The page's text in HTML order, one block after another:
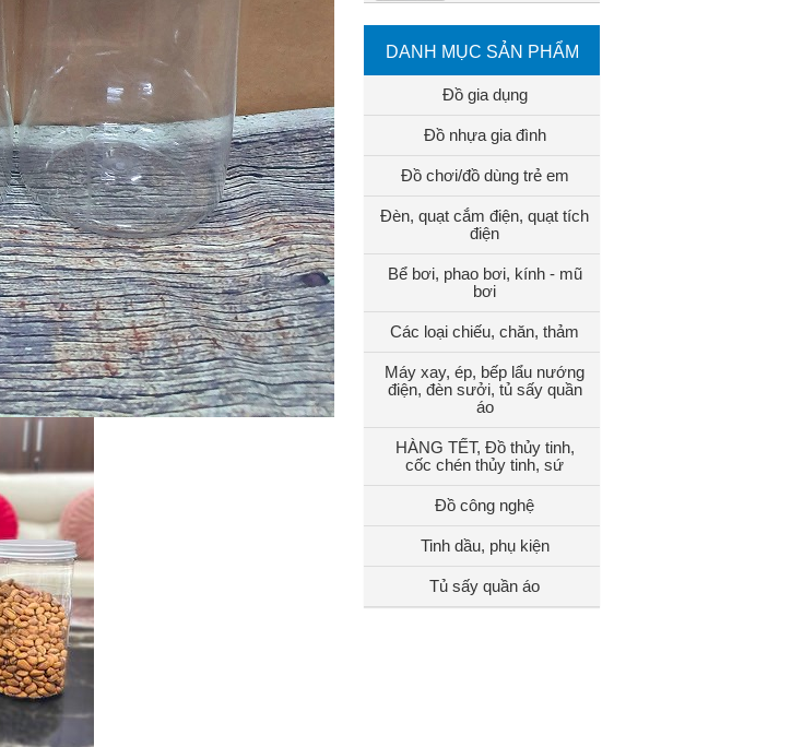
DANH MỤC SẢN PHẨM
Đồ gia dụng
Đồ nhựa gia đình
Đồ chơi/đồ dùng trẻ em
Đèn, quạt cắm điện, quạt tích
điện
Bể bơi, phao bơi, kính - mũ
bơi
Các loại chiếu, chăn, thảm
Máy xay, ép, bếp lẩu nướng
điện, đèn sưởi, tủ sấy quần
áo
HÀNG TẾT, Đồ thủy tinh,
cốc chén thủy tinh, sứ
Đồ công nghệ
Tinh dầu, phụ kiện
Tủ sấy quần áo